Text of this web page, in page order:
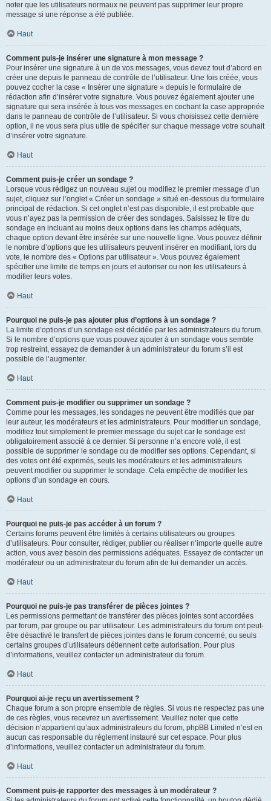
noter que les utilisateurs normaux ne peuvent pas supprimer leur propre
message si une réponse a été publiée.
Haut
Comment puis-je insérer une signature à mon message ?
Pour insérer une signature à un de vos messages, vous devez tout d’abord en
créer une depuis le panneau de contrôle de l’utilisateur. Une fois créée, vous
pouvez cocher la case « Insérer une signature » depuis le formulaire de
rédaction afin d’insérer votre signature. Vous pouvez également ajouter une
signature qui sera insérée à tous vos messages en cochant la case appropriée
dans le panneau de contrôle de l’utilisateur. Si vous choisissez cette dernière
option, il ne vous sera plus utile de spécifier sur chaque message votre souhait
d’insérer votre signature.
Haut
Comment puis-je créer un sondage ?
Lorsque vous rédigez un nouveau sujet ou modifiez le premier message d’un
sujet, cliquez sur l’onglet « Créer un sondage » situé en-dessous du formulaire
principal de rédaction. Si cet onglet n’est pas disponible, il est probable que
vous n’ayez pas la permission de créer des sondages. Saisissez le titre du
sondage en incluant au moins deux options dans les champs adéquats,
chaque option devant être insérée sur une nouvelle ligne. Vous pouvez définir
le nombre d’options que les utilisateurs peuvent insérer en modifiant, lors du
vote, le nombre des « Options par utilisateur ». Vous pouvez également
spécifier une limite de temps en jours et autoriser ou non les utilisateurs à
modifier leurs votes.
Haut
Pourquoi ne puis-je pas ajouter plus d’options à un sondage ?
La limite d’options d’un sondage est décidée par les administrateurs du forum.
Si le nombre d’options que vous pouvez ajouter à un sondage vous semble
trop restreint, essayez de demander à un administrateur du forum s’il est
possible de l’augmenter.
Haut
Comment puis-je modifier ou supprimer un sondage ?
Comme pour les messages, les sondages ne peuvent être modifiés que par
leur auteur, les modérateurs et les administrateurs. Pour modifier un sondage,
modifiez tout simplement le premier message du sujet car le sondage est
obligatoirement associé à ce dernier. Si personne n’a encore voté, il est
possible de supprimer le sondage ou de modifier ses options. Cependant, si
des votes ont été exprimés, seuls les modérateurs et les administrateurs
peuvent modifier ou supprimer le sondage. Cela empêche de modifier les
options d’un sondage en cours.
Haut
Pourquoi ne puis-je pas accéder à un forum ?
Certains forums peuvent être limités à certains utilisateurs ou groupes
d’utilisateurs. Pour consulter, rédiger, publier ou réaliser n’importe quelle autre
action, vous avez besoin des permissions adéquates. Essayez de contacter un
modérateur ou un administrateur du forum afin de lui demander un accès.
Haut
Pourquoi ne puis-je pas transférer de pièces jointes ?
Les permissions permettant de transférer des pièces jointes sont accordées
par forum, par groupe ou par utilisateur. Les administrateurs du forum ont peut-
être désactivé le transfert de pièces jointes dans le forum concerné, ou seuls
certains groupes d’utilisateurs détiennent cette autorisation. Pour plus
d’informations, veuillez contacter un administrateur du forum.
Haut
Pourquoi ai-je reçu un avertissement ?
Chaque forum a son propre ensemble de règles. Si vous ne respectez pas une
de ces règles, vous recevrez un avertissement. Veuillez noter que cette
décision n’appartient qu’aux administrateurs du forum, phpBB Limited n’est en
aucun cas responsable du règlement instauré sur cet espace. Pour plus
d’informations, veuillez contacter un administrateur du forum.
Haut
Comment puis-je rapporter des messages à un modérateur ?